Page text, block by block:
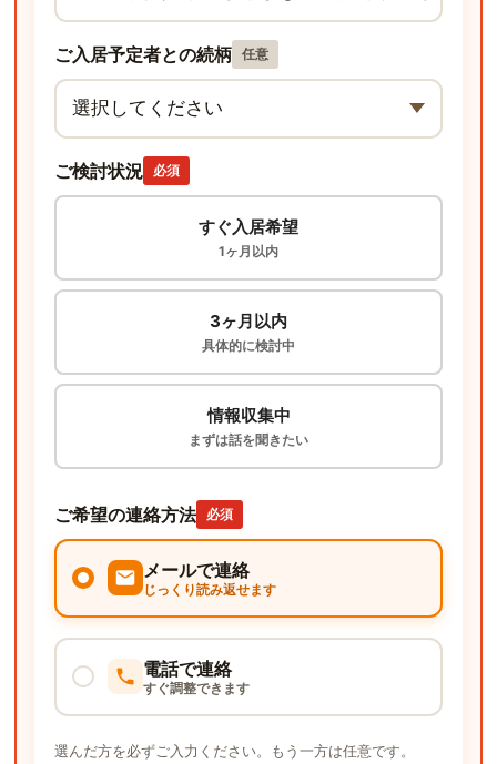
ご入居予定者との続柄 任意
ご検討状況 必須
すぐ入居希望
1ヶ月以内
3ヶ月以内
具体的に検討中
情報収集中
まずは話を聞きたい
ご希望の連絡方法 必須
メールで連絡
じっくり読み返せます
電話で連絡
すぐ調整できます
選んだ方を必ずご入力ください。もう一方は任意です。